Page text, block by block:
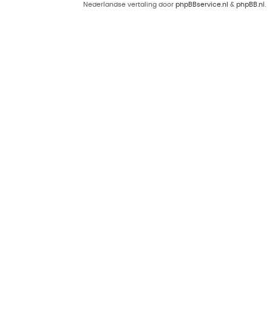
Nederlandse vertaling door phpBBservice.nl & phpBB.nl